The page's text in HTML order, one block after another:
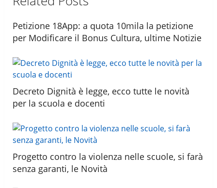
Petizione 18App: a quota 10mila la petizione
per Modificare il Bonus Cultura, ultime Notizie
Decreto Dignità è legge, ecco tutte le novità
per la scuola e docenti
Progetto contro la violenza nelle scuole, si farà
senza garanti, le Novità